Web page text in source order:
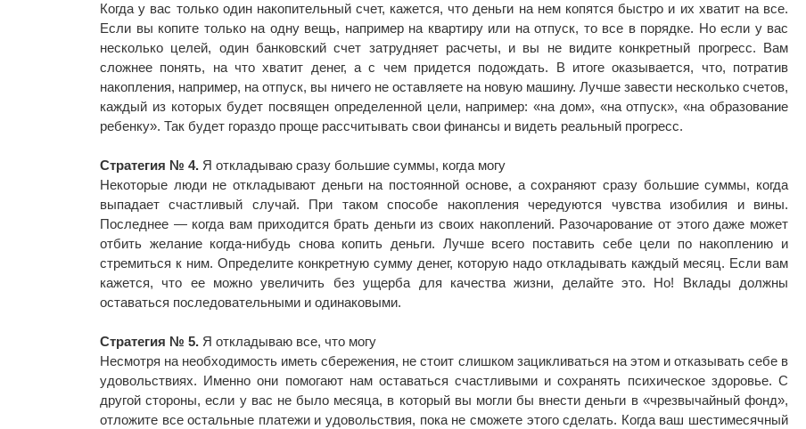
Когда у вас только один накопительный счет, кажется, что деньги на нем копятся быстро и их хватит на все.
Если вы копите только на одну вещь, например на квартиру или на отпуск, то все в порядке. Но если у вас
несколько целей, один банковский счет затрудняет расчеты, и вы не видите конкретный прогресс. Вам
сложнее понять, на что хватит денег, а с чем придется подождать. В итоге оказывается, что, потратив
накопления, например, на отпуск, вы ничего не оставляете на новую машину. Лучше завести несколько счетов,
каждый из которых будет посвящен определенной цели, например: «на дом», «на отпуск», «на образование
ребенку». Так будет гораздо проще рассчитывать свои финансы и видеть реальный прогресс.
Стратегия № 4. Я откладываю сразу большие суммы, когда могу
Некоторые люди не откладывают деньги на постоянной основе, а сохраняют сразу большие суммы, когда
выпадает счастливый случай. При таком способе накопления чередуются чувства изобилия и вины.
Последнее — когда вам приходится брать деньги из своих накоплений. Разочарование от этого даже может
отбить желание когда-нибудь снова копить деньги. Лучше всего поставить себе цели по накоплению и
стремиться к ним. Определите конкретную сумму денег, которую надо откладывать каждый месяц. Если вам
кажется, что ее можно увеличить без ущерба для качества жизни, делайте это. Но! Вклады должны
оставаться последовательными и одинаковыми.
Стратегия № 5. Я откладываю все, что могу
Несмотря на необходимость иметь сбережения, не стоит слишком зацикливаться на этом и отказывать себе в
удовольствиях. Именно они помогают нам оставаться счастливыми и сохранять психическое здоровье. С
другой стороны, если у вас не было месяца, в который вы могли бы внести деньги в «чрезвычайный фонд»,
отложите все остальные платежи и удовольствия, пока не сможете этого сделать. Когда ваш шестимесячный